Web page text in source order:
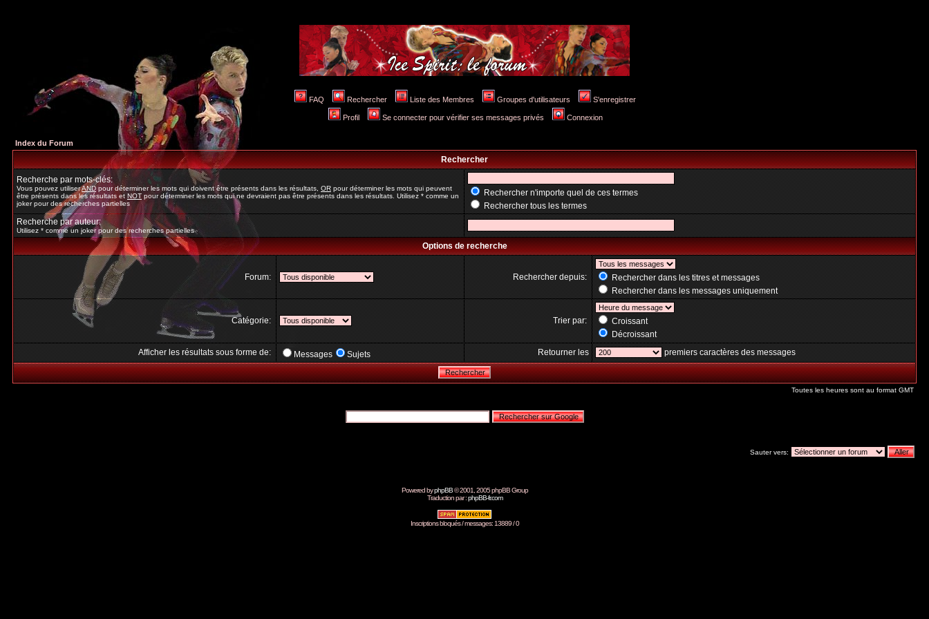
FAQ Rechercher Liste des Membres Groupes d'utilisateurs S'enregistrer
Profil Se connecter pour vérifier ses messages privés Connexion
Index du Forum
Rechercher
Recherche par mots-clés:
Vous pouvez utiliserANDpour déterminer les mots qui doivent être présents dans les résultats,ORpour déterminer les mots qui peuvent
être présents dans les résultats etNOTpour déterminer les mots qui ne devraient pas être présents dans les résultats. Utilisez * comme un
joker pour des recherches partielles
Rechercher n'importe quel de ces termes
Rechercher tous les termes
Recherche par auteur:
Utilisez * comme un joker pour des recherches partielles
Options de recherche
Forum: Rechercher depuis:
Rechercher dans les titres et messages
Rechercher dans les messages uniquement
Catégorie: Trier par:
Croissant
Décroissant
Afficher les résultats sous forme de:
Messages Sujets Retourner les premiers caractères des messages
Toutes les heures sont au format GMT
Sauter vers:
Powered byphpBB© 2001, 2005 phpBB Group
Traduction par :phpBB-fr.com
Inscriptions bloqués / messages: 13889 / 0